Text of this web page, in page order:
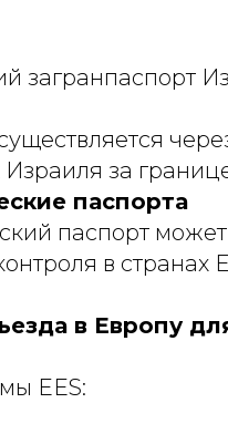
загранпаспорт
Израиля за
паспорта
паспорт
в странах
в Европу
EES: